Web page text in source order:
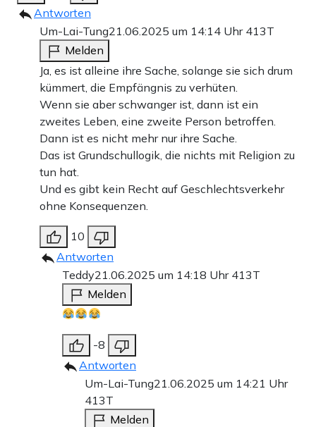
Antworten
Um-Lai-Tung21.06.2025 um 14:14 Uhr 413T
Melden
Ja, es ist alleine ihre Sache, solange sie sich drum
kümmert, die Empfängnis zu verhüten.
Wenn sie aber schwanger ist, dann ist ein
zweites Leben, eine zweite Person betroffen.
Dann ist es nicht mehr nur ihre Sache.
Das ist Grundschullogik, die nichts mit Religion zu
tun hat.
Und es gibt kein Recht auf Geschlechtsverkehr
ohne Konsequenzen.
10
Antworten
Teddy21.06.2025 um 14:18 Uhr 413T
Melden
-8
Antworten
Um-Lai-Tung21.06.2025 um 14:21 Uhr
413T
Melden